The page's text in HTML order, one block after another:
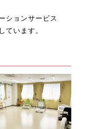
ションサービス
ています。